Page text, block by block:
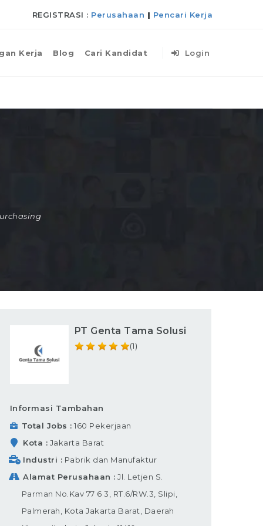
REGISTRASI : Perusahaan | Pencari Kerja
Kerja Blog Cari Kandidat Login
PT Genta Tama Solusi
(1)
Informasi Tambahan
Total Jobs
160 Pekerjaan
Kota
Jakarta Barat
Industri
Pabrik dan Manufaktur
Alamat Perusahaan
Jl. Letjen S.
Parman No.Kav 77 6 3, RT.6/RW.3, Slipi,
Palmerah, Kota Jakarta Barat, Daerah